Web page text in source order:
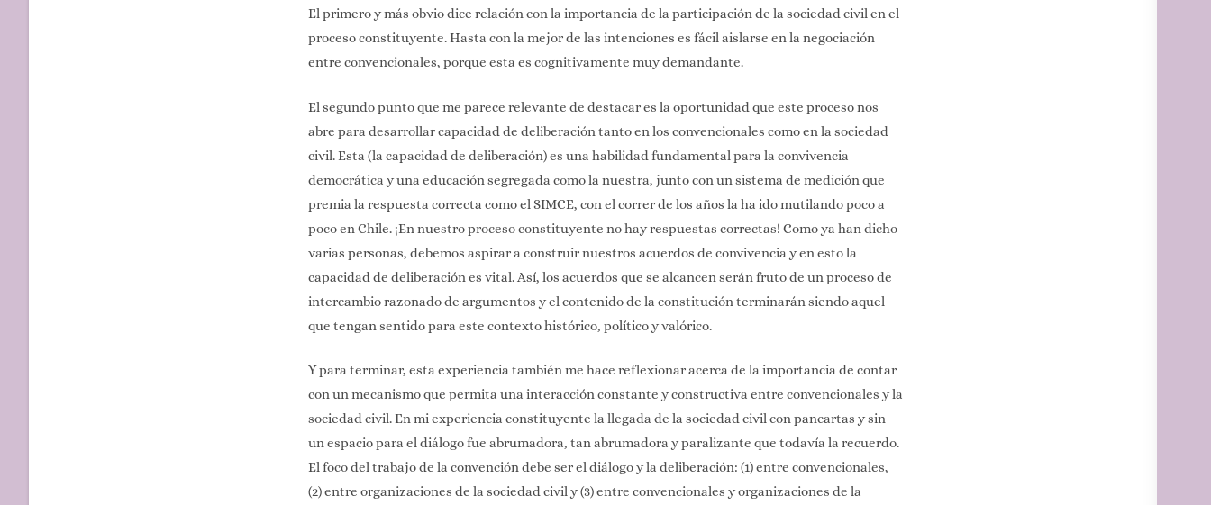
El primero y más obvio dice relación con la importancia de la participación de la sociedad civil en el
proceso constituyente. Hasta con la mejor de las intenciones es fácil aislarse en la negociación
entre convencionales, porque esta es cognitivamente muy demandante.
El segundo punto que me parece relevante de destacar es la oportunidad que este proceso nos
abre para desarrollar capacidad de deliberación tanto en los convencionales como en la sociedad
civil. Esta (la capacidad de deliberación) es una habilidad fundamental para la convivencia
democrática y una educación segregada como la nuestra, junto con un sistema de medición que
premia la respuesta correcta como el SIMCE, con el correr de los años la ha ido mutilando poco a
poco en Chile. ¡En nuestro proceso constituyente no hay respuestas correctas! Como ya han dicho
varias personas, debemos aspirar a construir nuestros acuerdos de convivencia y en esto la
capacidad de deliberación es vital. Así, los acuerdos que se alcancen serán fruto de un proceso de
intercambio razonado de argumentos y el contenido de la constitución terminarán siendo aquel
que tengan sentido para este contexto histórico, político y valórico.
Y para terminar, esta experiencia también me hace reflexionar acerca de la importancia de contar
con un mecanismo que permita una interacción constante y constructiva entre convencionales y la
sociedad civil. En mi experiencia constituyente la llegada de la sociedad civil con pancartas y sin
un espacio para el diálogo fue abrumadora, tan abrumadora y paralizante que todavía la recuerdo.
El foco del trabajo de la convención debe ser el diálogo y la deliberación: (1) entre convencionales,
(2) entre organizaciones de la sociedad civil y (3) entre convencionales y organizaciones de la